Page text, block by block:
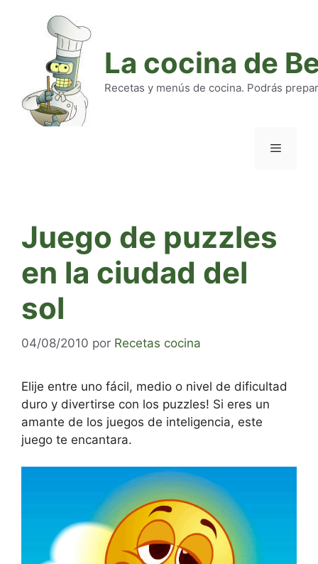
La cocina de
Recetas y menús de cocina. Podrás
Juego de puzzles
en la ciudad del
sol
04/08/2010 por Recetas cocina
Elije entre uno fácil, medio o nivel de dificultad
duro y divertirse con los puzzles! Si eres un
amante de los juegos de inteligencia, este
juego te encantara.